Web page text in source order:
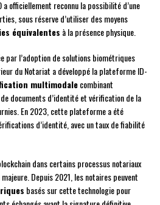
officiellement reconnu la possibilité d’une
sous réserve d’utiliser des moyens
équivalentes à la présence physique.
par l’adoption de solutions biométriques
du Notariat a développé la plateforme ID-
multimodalecombinant
documents d’identité et vérification de la
En 2023, cette plateforme a été
d’identité, avec un taux de fiabilité
dans certains processus notariaux
Depuis 2021, les notaires peuvent
basés sur cette technologie pour